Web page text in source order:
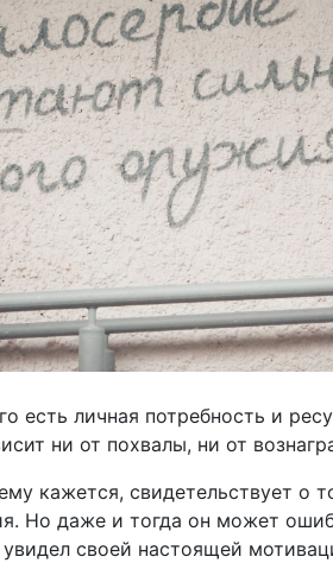
есть личная потребность и
ни от похвалы, ни от
кажется, свидетельствует о
Но даже и тогда он может
своей настоящей